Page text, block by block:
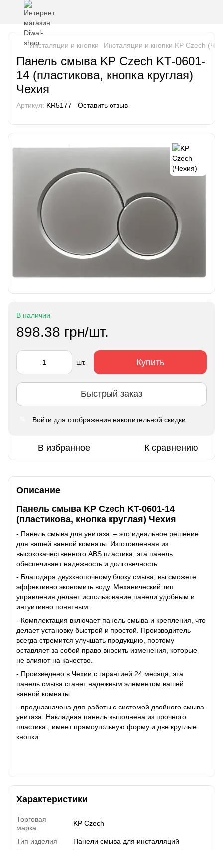
Инсталяции и кнопки Инсталяции и кнопки KP Czech
Панель смыва KP Czech KT-0601-
14 (пластикова, кнопка круглая)
Чехия
Артикул: KR5177 Оставить отзыв
В наличии
898.38 грн/шт.
шт. Купить
Быстрый заказ
Войти для отображения накопительной скидки
В избранное К сравнению
Описание
Панель смыва KP Czech KT-0601-14
(пластикова, кнопка круглая) Чехия
- Панель смыва для унитаза – это идеальное решение
для вашей ванной комнаты. Изготовленная из
высококачественного ABS пластика, эта панель
обеспечивает надежность и долговечность.
- Благодаря двухкнопочному блоку смыва, вы сможете
эффективно экономить воду. Механический тип
управления делает использование панели удобным и
интуитивно понятным.
- Комплектация включает панель смыва и крепления, что
делает установку быстрой и простой. Производитель
всегда стремится улучшать продукцию, поэтому
оставляет за собой право вносить изменения, которые
не влияют на качество.
- Произведено в Чехии с гарантией 24 месяца, эта
панель смыва станет надежным элементом вашей
ванной комнаты.
- предназначена для работы с системой двойного смыва
унитаза. Накладная панель выполнена из прочного
пластика , имеет прямоугольную форму и две круглые
кнопки.
Характеристики
Торговая
марка
KP Czech
Тип изделия
Панели смыва для инсталляций